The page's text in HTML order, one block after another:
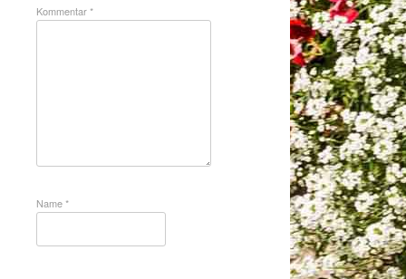
Kommentar*
Name*